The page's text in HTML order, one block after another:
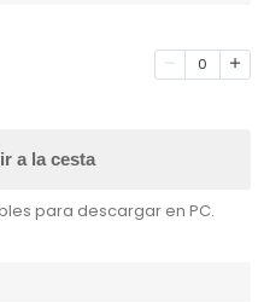
0
a la cesta
para descargar en PC.